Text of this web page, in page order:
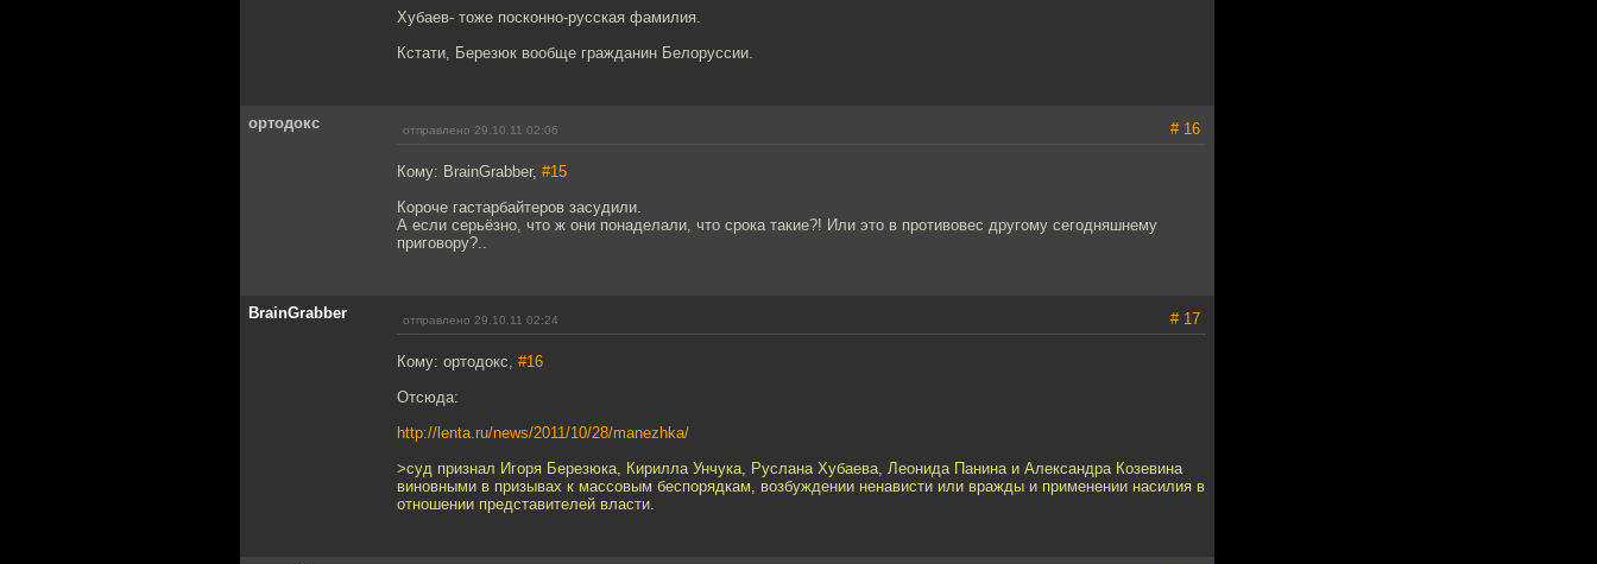
Хубаев- тоже посконно-русская фамилия.
Кстати, Березюк вообще гражданин Белоруссии.
ортодокс отправлено 29.10.11 02:06 # 16
Кому: BrainGrabber, #15
Короче гастарбайтеров засудили.
А если серьёзно, что ж они понаделали, что срока такие?! Или это в противовес другому сегодняшнему
приговору?..
BrainGrabber отправлено 29.10.11 02:24 # 17
Кому: ортодокс, #16
Отсюда:
http://lenta.ru/news/2011/10/28/manezhka/
>суд признал Игоря Березюка, Кирилла Унчука, Руслана Хубаева, Леонида Панина и Александра Козевина
виновными в призывах к массовым беспорядкам, возбуждении ненависти или вражды и применении насилия в
отношении представителей власти.